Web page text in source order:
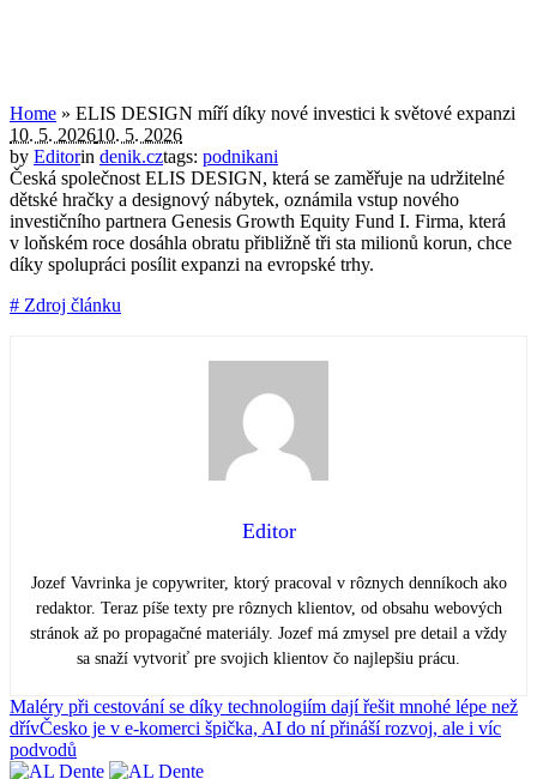
Home » ELIS DESIGN míří díky nové investici k světové expanzi
10. 5. 202610. 5. 2026
by Editorin denik.cztags: podnikani
Česká společnost ELIS DESIGN, která se zaměřuje na udržitelné
dětské hračky a designový nábytek, oznámila vstup nového
investičního partnera Genesis Growth Equity Fund I. Firma, která
v loňském roce dosáhla obratu přibližně tři sta milionů korun, chce
díky spolupráci posílit expanzi na evropské trhy.
# Zdroj článku
Editor
Jozef Vavrinka je copywriter, ktorý pracoval v rôznych denníkoch ako
redaktor. Teraz píše texty pre rôznych klientov, od obsahu webových
stránok až po propagačné materiály. Jozef má zmysel pre detail a vždy
sa snaží vytvoriť pre svojich klientov čo najlepšiu prácu.
Maléry při cestování se díky technologiím dají řešit mnohé lépe než
dřívČesko je v e-komerci špička, AI do ní přináší rozvoj, ale i víc
podvodů